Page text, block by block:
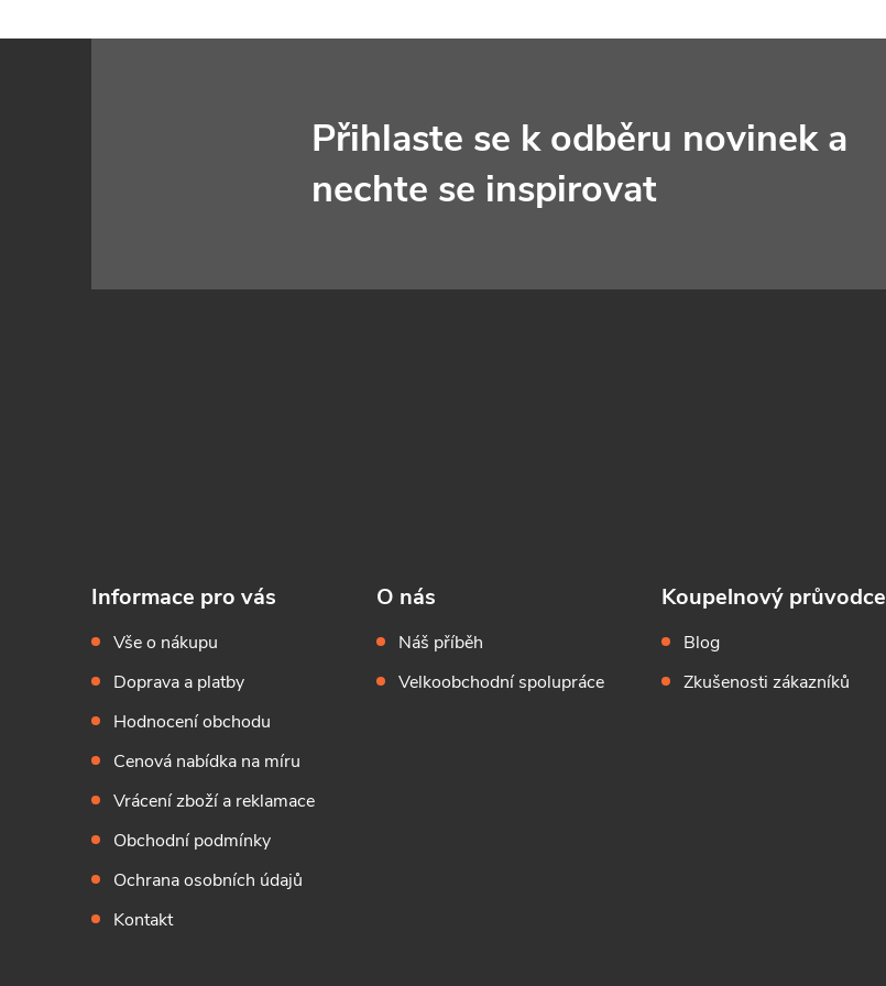
u
Přihlaste se k odběru novineka
nechte se inspirovat
Informace pro vás
Vše o nákupu
Doprava a platby
Hodnocení obchodu
Cenová nabídka na míru
Vrácení zboží a reklamace
Obchodní podmínky
Ochrana osobních údajů
Kontakt
O nás
Náš příběh
Velkoobchodní spolupráce
Koupelnový průvodce
Blog
Zkušenosti zákazníků